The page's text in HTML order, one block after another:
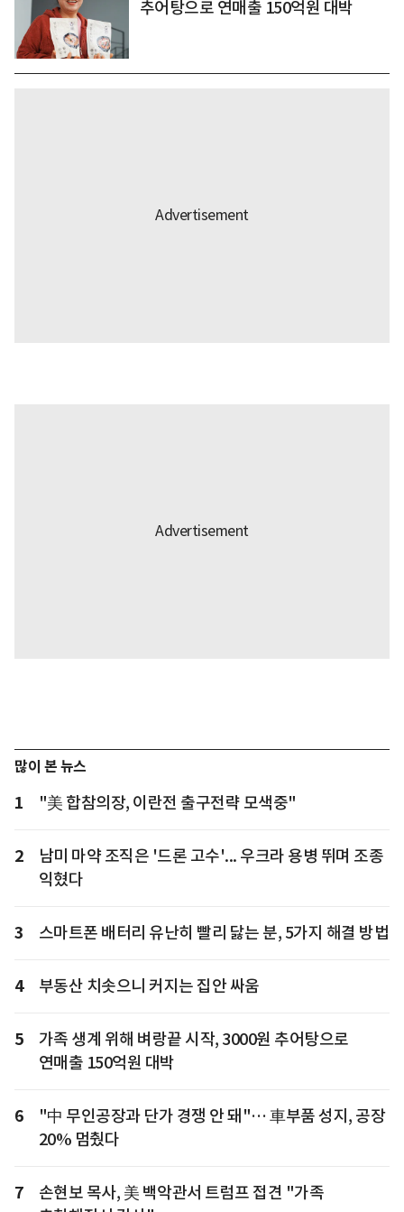
추어탕으로 연매출 150억원 대박
많이 본 뉴스
1 "美 합참의장, 이란전 출구전략 모색중"
2
남미 마약 조직은 '드론 고수'... 우크라 용병 뛰며 조종
익혔다
3 스마트폰 배터리 유난히 빨리 닳는 분, 5가지 해결 방법
4 부동산 치솟으니 커지는 집안 싸움
5
가족 생계 위해 벼랑끝 시작, 3000원 추어탕으로
연매출 150억원 대박
6
"中 무인공장과 단가 경쟁 안 돼"… 車부품 성지, 공장
20% 멈췄다
7
손현보 목사, 美 백악관서 트럼프 접견 "가족